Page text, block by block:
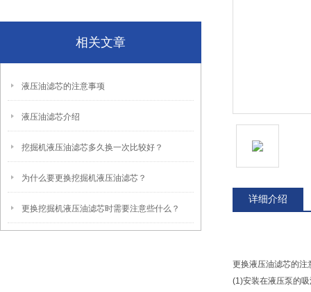
相关文章
液压油滤芯的注意事项
液压油滤芯介绍
挖掘机液压油滤芯多久换一次比较好？
为什么要更换挖掘机液压油滤芯？
更换挖掘机液压油滤芯时需要注意些什么？
详细介绍
更换液压油滤芯的注
(1)安装在液压泵的